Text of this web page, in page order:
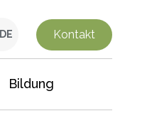
DE Kontakt
Bildung